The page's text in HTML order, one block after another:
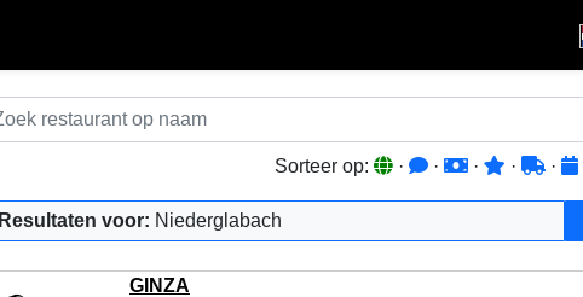
Sorteer op: · · · · ·
Resultaten voor: Niederglabach
GINZA